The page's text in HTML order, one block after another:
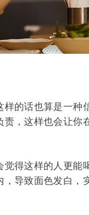
的话也算是一种
，这样也会让你
得这样的人更
导致面色发白，